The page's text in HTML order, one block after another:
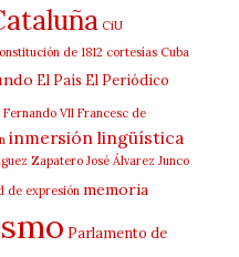
CiU
de 1812 cortesías Cuba
El País El Periódico
Fernando VII Francesc de
inmersión lingüística
Zapatero José Álvarez Junco
de expresión memoria
Parlamento de